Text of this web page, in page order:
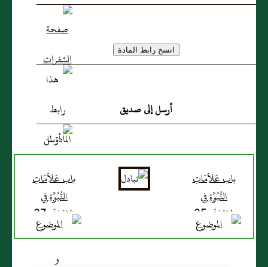
أرسل إلى صديق
باب عَلاَمَاتِ
النُّبُوَّةِ فِي
الإِسْلاَمِ 25
باب عَلاَمَاتِ
النُّبُوَّةِ فِي
الإِسْلاَمِ 27